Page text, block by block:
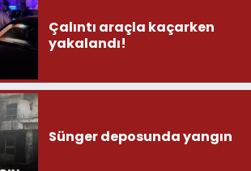
Çalıntı araçla kaçarken
yakalandı!
Sünger deposunda yangın